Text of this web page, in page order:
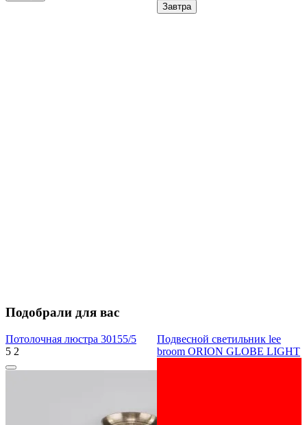
Завтра
Подобрали для вас
Потолочная люстра 30155/5
5 2
Подвесной светильник lee
broom ORION GLOBE LIGHT